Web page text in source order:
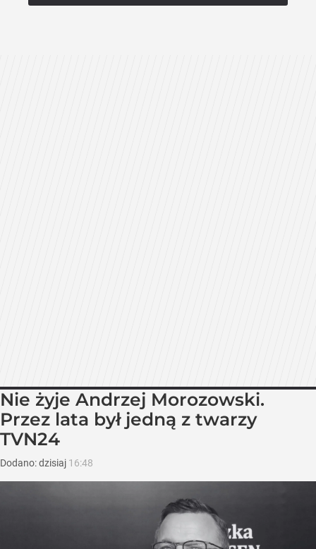
Nie żyje Andrzej Morozowski.
Przez lata był jedną z twarzy
TVN24
Dodano:dzisiaj 16:48